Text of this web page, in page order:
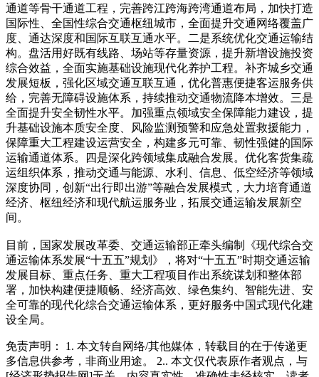
通道等骨干通道工程，完善跨江跨海跨湾通道布局，加快打造
国际性、全国性综合交通枢纽城市，全面提升交通网络覆盖广
度、通达深度和国际互联互通水平。二是系统优化交通运输结
构。盘活用好既有线路、场站等存量资源，提升新增设施投资
综合效益，全面实施基础设施现代化养护工程。补齐城乡交通
发展短板，强化区域交通互联互通，优化普惠便捷客运服务供
给，完善无障碍设施体系，持续推动交通物流降本增效。三是
全面提升安全韧性水平。加强重点领域安全保障能力建设，提
升基础设施本质安全度、风险监测预警和应急处置救援能力，
保障重大工程建设运营安全，构建多元可靠、韧性强健的国际
运输通道体系。四是深化跨领域集成融合发展。优化客货集疏
运组织体系，推动交通与能源、水利、信息、低空经济等领域
深度协同，创新“出行即出游”等融合发展模式，大力培育通道
经济、枢纽经济和现代航运服务业，拓展交通运输发展新空
间。
目前，国家发展改革委、交通运输部正牵头编制《现代综合交
通运输体系发展“十五五”规划》，将对“十五五”时期交通运输
发展目标、重点任务、重大工程项目作出系统谋划和整体部
署，加快构建便捷顺畅、经济高效、绿色集约、智能先进、安
全可靠的现代化综合交通运输体系，更好服务中国式现代化建
设全局。
免责声明： 1. 本文转自网络/其他媒体，转载目的在于传递更
多信息供参考，非商业用途。 2.. 本文仅代表原作者观点，与